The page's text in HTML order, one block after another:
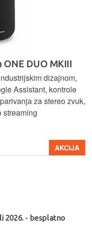
DUO MKIII
dizajnom,
Assistant, kontrole
za stereo zvuk,
streaming
AKCIJA
2026. - besplatno